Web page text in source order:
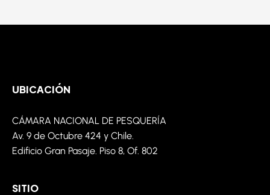
UBICACIÓN
CÁMARA NACIONAL DE PESQUERÍA
Av. 9 de Octubre 424 y Chile.
Edificio Gran Pasaje. Piso 8, Of. 802
SITIO